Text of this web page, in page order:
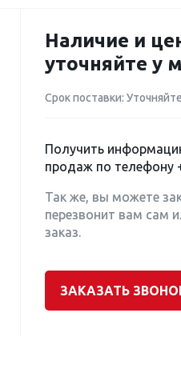
Наличие и
уточняйте у
Срок поставки:
Получить
продаж по телефону
Так же, вы можете
перезвонит вам сам
заказ.
ЗАКАЗАТЬ